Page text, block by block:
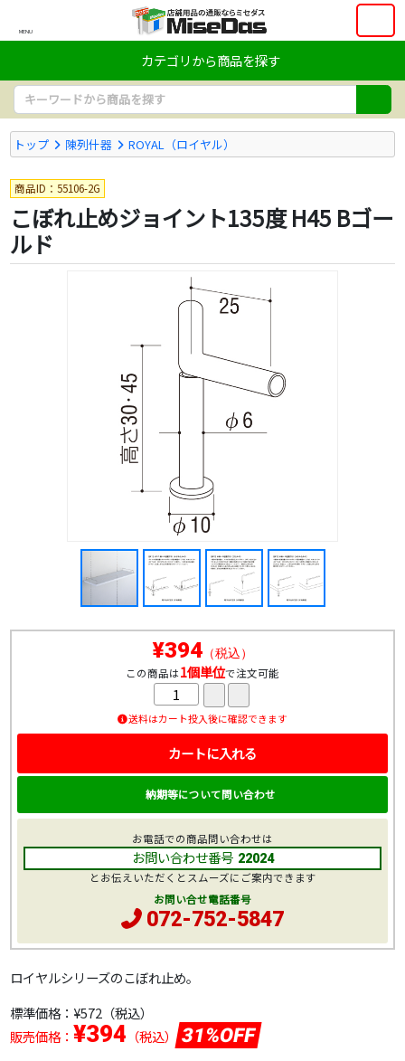
MENU
カテゴリから商品を探す
トップ 陳列什器 ROYAL（ロイヤル）
商品ID：55106-2G
こぼれ止めジョイント135度 H45 Bゴー
ルド
ロイヤルシリーズのこぼれ止め。
標準価格： ¥572 （税込）
販売価格： ¥394 （税込） 31%OFF
¥394（税込）
この商品は1個単位で注文可能
送料はカート投入後に確認できます
カートに入れる
納期等について問い合わせ
お電話での商品問い合わせは
お問い合わせ番号 22024
とお伝えいただくとスムーズにご案内できます
お問い合せ電話番号
072-752-5847